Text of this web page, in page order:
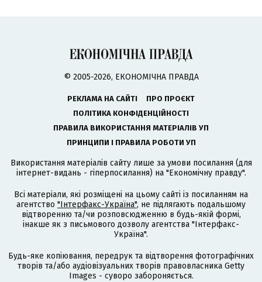
© 2005-2026, ЕКОНОМІЧНА ПРАВДА
РЕКЛАМА НА САЙТІ
ПРО ПРОЄКТ
ПОЛІТИКА КОНФІДЕНЦІЙНОСТІ
ПРАВИЛА ВИКОРИСТАННЯ МАТЕРІАЛІВ УП
ПРИНЦИПИ І ПРАВИЛА РОБОТИ УП
Використання матеріалів сайту лише за умови посилання (для
інтернет-видань - гіперпосилання) на "Економічну правду".
Всі матеріали, які розміщені на цьому сайті із посиланням на
агентство "Інтерфакс-Україна", не підлягають подальшому
відтворенню та/чи розповсюдженню в будь-якій формі,
інакше як з письмового дозволу агентства "Інтерфакс-
Україна".
Будь-яке копіювання, передрук та відтворення фотографічних
творів та/або аудіовізуальних творів правовласника Getty
Images - суворо забороняється.